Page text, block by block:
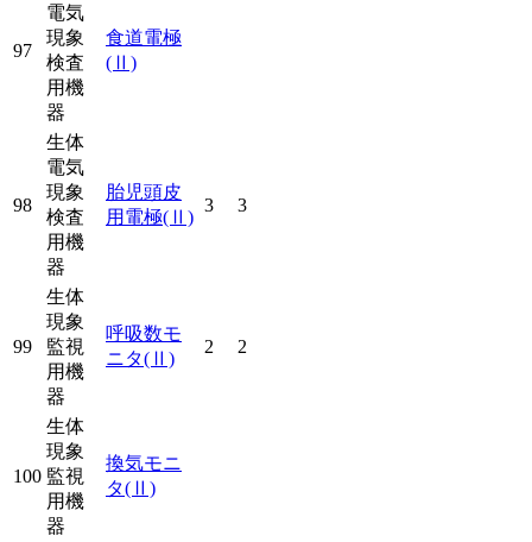
97
電気
現象
検査
用機
器
食道電極
(Ⅱ)
98
生体
電気
現象
検査
用機
器
胎児頭皮
用電極(Ⅱ)
3 3
99
生体
現象
監視
用機
器
呼吸数モ
ニタ(Ⅱ)
2 2
100
生体
現象
監視
用機
器
換気モニ
タ(Ⅱ)